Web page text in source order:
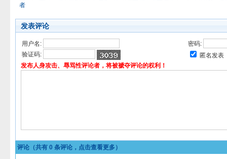
者
发表评论
用户名:
密码:
验证码:
匿名发表
发布人身攻击、辱骂性评论者，将被褫夺评论的权利！
评论（共有 0 条评论，点击查看更多）